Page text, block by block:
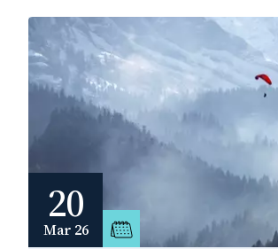
20
Mar 26